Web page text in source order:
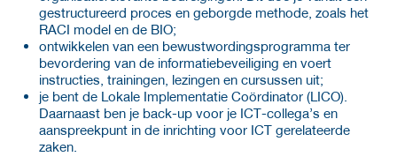
gestructureerd proces en geborgde methode, zoals het
RACI model en de BIO;
ontwikkelen van een bewustwordingsprogramma ter
bevordering van de informatiebeveiliging en voert
instructies, trainingen, lezingen en cursussen uit;
je bent de Lokale Implementatie Coördinator (LICO).
Daarnaast ben je back-up voor je ICT-collega’s en
aanspreekpunt in de inrichting voor ICT gerelateerde
zaken.